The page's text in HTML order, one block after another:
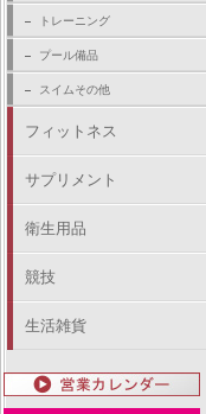
トレーニング
プール備品
スイムその他
フィットネス
サプリメント
衛生用品
競技
生活雑貨